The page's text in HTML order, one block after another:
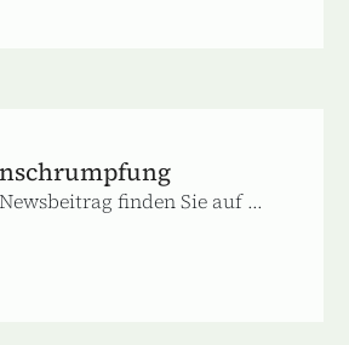
finden Sie auf ...